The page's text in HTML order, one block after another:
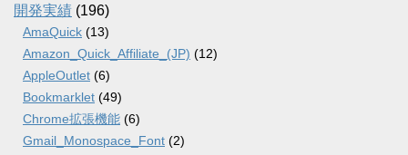
開発実績 (196)
AmaQuick (13)
Amazon_Quick_Affiliate_(JP) (12)
AppleOutlet (6)
Bookmarklet (49)
Chrome拡張機能 (6)
Gmail_Monospace_Font (2)